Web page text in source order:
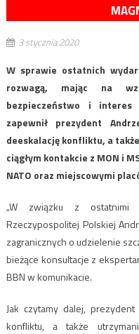
3 stycznia 2020
W sprawie ostatnich
rozwagą, mając na
bezpieczeństwo i
zapewnił prezydent
deeskalację konfliktu, a
ciągłym kontakcie z MON i
NATO oraz miejscowymi
„W związku z ostatnimi
Rzeczypospolitej Polskiej
zagranicznych o udzielenie
bieżące konsultacje z
BBN w komunikacie.
Jak czytamy dalej,
konfliktu, a także